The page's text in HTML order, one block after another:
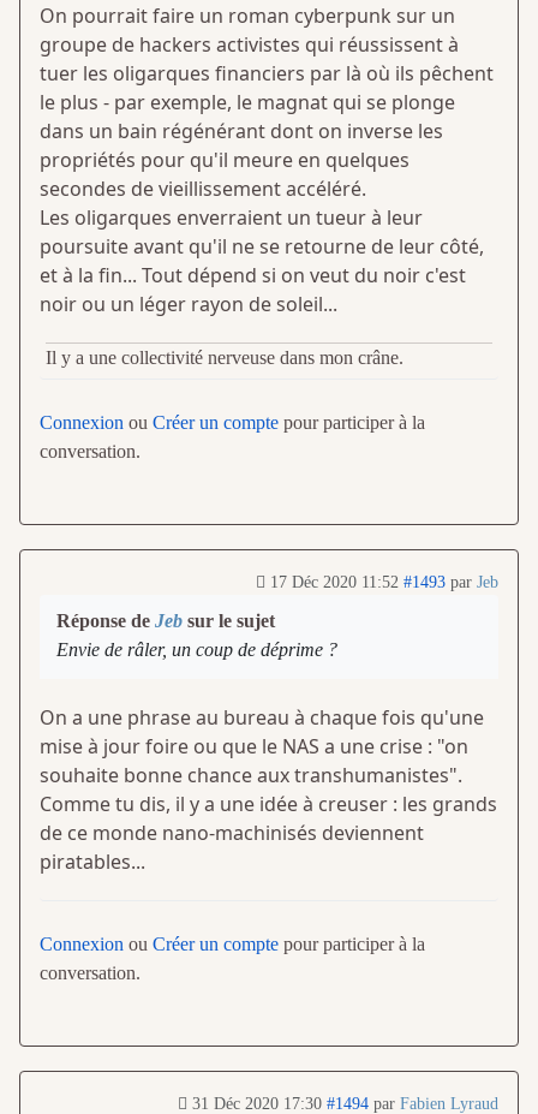
On pourrait faire un roman cyberpunk sur un
groupe de hackers activistes qui réussissent à
tuer les oligarques financiers par là où ils pêchent
le plus - par exemple, le magnat qui se plonge
dans un bain régénérant dont on inverse les
propriétés pour qu'il meure en quelques
secondes de vieillissement accéléré.
Les oligarques enverraient un tueur à leur
poursuite avant qu'il ne se retourne de leur côté,
et à la fin... Tout dépend si on veut du noir c'est
noir ou un léger rayon de soleil...
Il y a une collectivité nerveuse dans mon crâne.
Connexion ou Créer un compte pour participer à la
conversation.
17 Déc 2020 11:52 #1493 par Jeb
Réponse de Jeb sur le sujet
Envie de râler, un coup de déprime ?
On a une phrase au bureau à chaque fois qu'une
mise à jour foire ou que le NAS a une crise : "on
souhaite bonne chance aux transhumanistes".
Comme tu dis, il y a une idée à creuser : les grands
de ce monde nano-machinisés deviennent
piratables...
Connexion ou Créer un compte pour participer à la
conversation.
31 Déc 2020 17:30 #1494 par Fabien Lyraud